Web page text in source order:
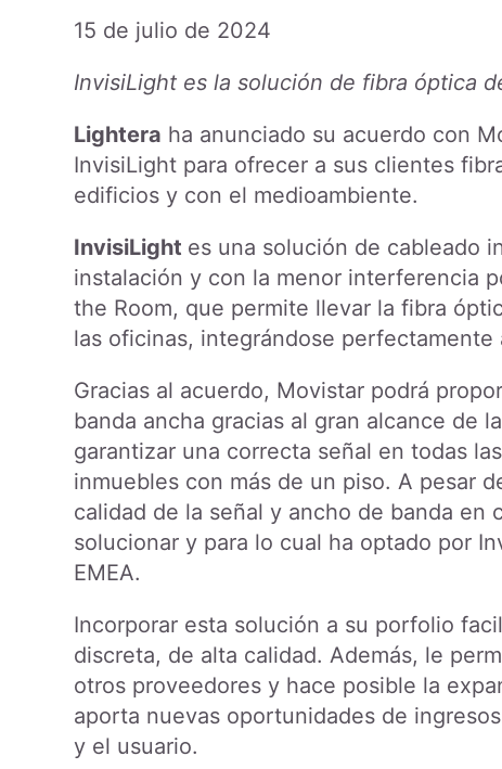
15 de julio de 2024
InvisiLight es la solución de fibra óptica
Lightera ha anunciado su acuerdo con
InvisiLight para ofrecer a sus clientes
edificios y con el medioambiente.
InvisiLight es una solución de cableado
instalación y con la menor interferencia
the Room, que permite llevar la fibra
las oficinas, integrándose perfectamente
Gracias al acuerdo, Movistar podrá
banda ancha gracias al gran alcance de
garantizar una correcta señal en todas
inmuebles con más de un piso. A pesar
calidad de la señal y ancho de banda en
solucionar y para lo cual ha optado por
EMEA.
Incorporar esta solución a su porfolio
discreta, de alta calidad. Además, le
otros proveedores y hace posible la
aporta nuevas oportunidades de
y el usuario.